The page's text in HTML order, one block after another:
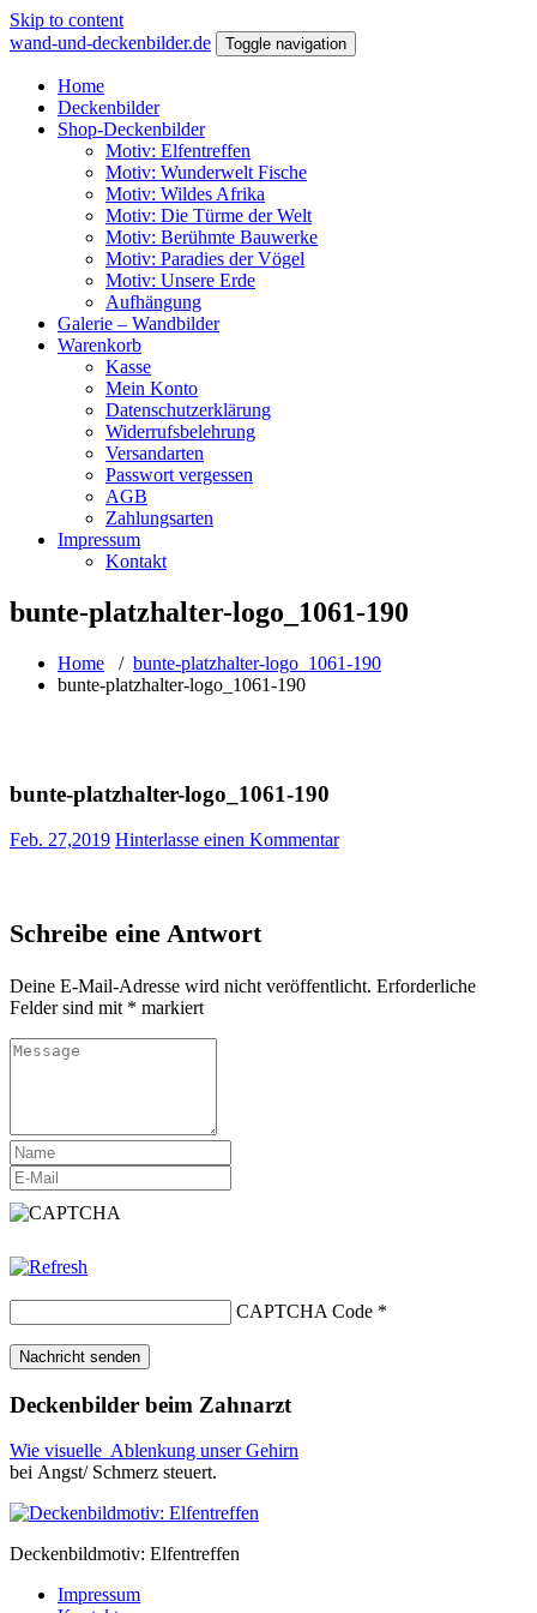
Skip to content
wand-und-deckenbilder.de
Toggle navigation
Home
Deckenbilder
Shop-Deckenbilder
Motiv: Elfentreffen
Motiv: Wunderwelt Fische
Motiv: Wildes Afrika
Motiv: Die Türme der Welt
Motiv: Berühmte Bauwerke
Motiv: Paradies der Vögel
Motiv: Unsere Erde
Aufhängung
Galerie – Wandbilder
Warenkorb
Kasse
Mein Konto
Datenschutzerklärung
Widerrufsbelehrung
Versandarten
Passwort vergessen
AGB
Zahlungsarten
Impressum
Kontakt
bunte-platzhalter-logo_1061-190
Home / bunte-platzhalter-logo_1061-190
bunte-platzhalter-logo_1061-190
bunte-platzhalter-logo_1061-190
Feb. 27,2019 Hinterlasse einen Kommentar
Schreibe eine Antwort
Deine E-Mail-Adresse wird nicht veröffentlicht. Erforderliche
Felder sind mit * markiert
CAPTCHA Code *
Deckenbilder beim Zahnarzt
Wie visuelle Ablenkung unser Gehirn
bei Angst/ Schmerz steuert.
Deckenbildmotiv: Elfentreffen
Impressum